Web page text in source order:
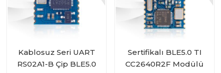
Kablosuz Seri UART
RS02A1-B Çip BLE5.0
Sertifikalı BLE5.0 TI
CC2640R2F Modülü